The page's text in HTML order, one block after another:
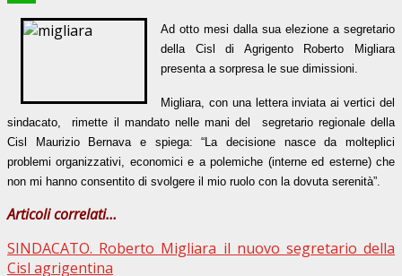
WhatsApp
Ad otto mesi dalla sua elezione a segretario
della Cisl di Agrigento Roberto Migliara
presenta a sorpresa le sue dimissioni.
Migliara, con una lettera inviata ai vertici del
sindacato,
rimette il mandato nelle mani del
segretario regionale della
Cisl Maurizio Bernava e spiega: “La decisione nasce da molteplici
problemi organizzativi, economici e a polemiche (interne ed esterne) che
non mi hanno consentito di svolgere il mio ruolo con la dovuta serenità”.
Articoli correlati…
SINDACATO. Roberto Migliara il nuovo segretario della
Cisl agrigentina